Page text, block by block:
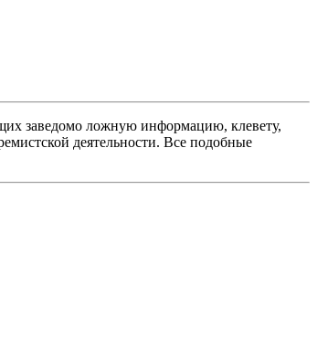
заведомо ложную информацию, клевету,
деятельности. Все подобные